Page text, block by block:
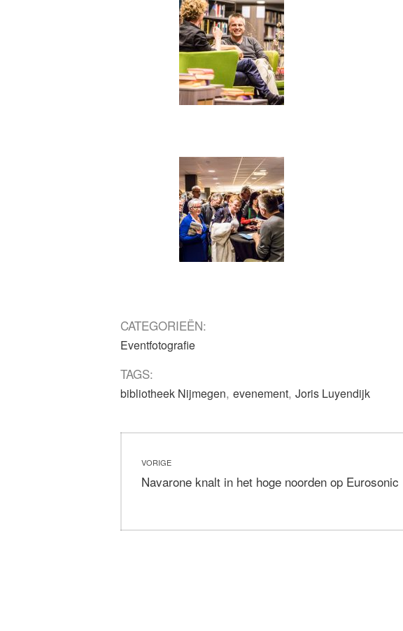
CATEGORIEËN:
Eventfotografie
TAGS:
bibliotheek Nijmegen, evenement, Joris Luyendijk
navigatie
VORIGE
Vorig
Navarone knalt in het hoge noorden op Eurosonic